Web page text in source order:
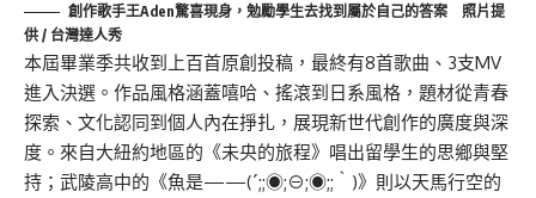
創作歌手王Aden驚喜現身，勉勵學生去找到屬於自己的答案 照片提
供 / 台灣達人秀
本屆畢業季共收到上百首原創投稿，最終有8首歌曲、3支MV
進入決選。作品風格涵蓋嘻哈、搖滾到日系風格，題材從青春
探索、文化認同到個人內在掙扎，展現新世代創作的廣度與深
度。來自大紐約地區的《未央的旅程》唱出留學生的思鄉與堅
持；武陵高中的《魚是——(´;;◉;⊖;◉;;｀)》則以天馬行空的